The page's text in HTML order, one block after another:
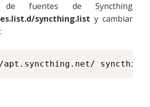
de fuentes de Syncthing
syncthing.list y cambiar
syncthing